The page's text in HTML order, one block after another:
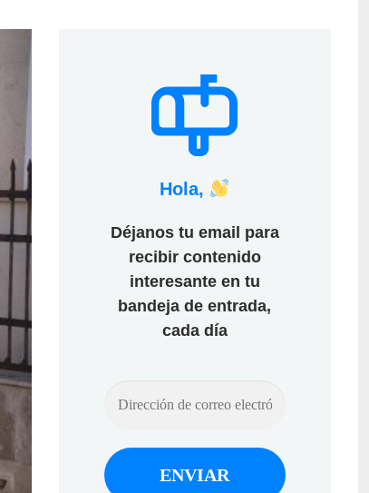
Hola,
Déjanos tu email para
recibir contenido
interesante en tu
bandeja de entrada,
cada día